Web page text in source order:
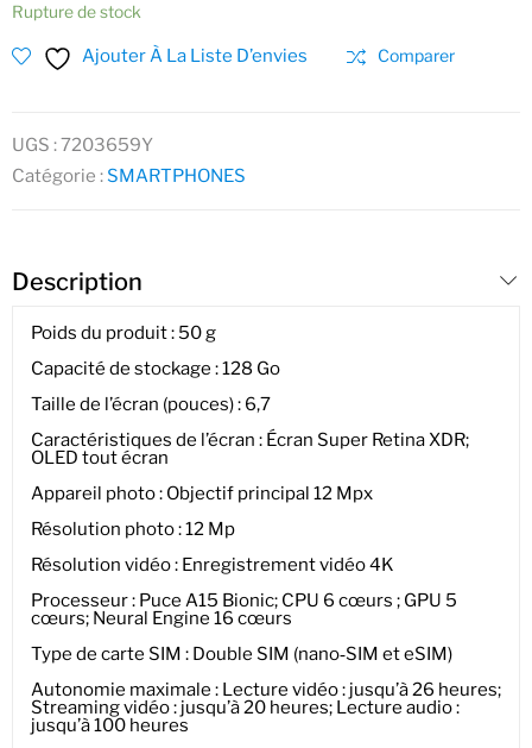
Rupture de stock
Ajouter À La Liste D’envies Comparer
UGS :7203659Y
Catégorie : SMARTPHONES
Description
Poids du produit : 50 g
Capacité de stockage : 128 Go
Taille de l’écran (pouces) : 6,7
Caractéristiques de l’écran : Écran Super Retina XDR;
OLED tout écran
Appareil photo : Objectif principal 12 Mpx
Résolution photo : 12 Mp
Résolution vidéo : Enregistrement vidéo 4K
Processeur : Puce A15 Bionic; CPU 6 cœurs ; GPU 5
cœurs; Neural Engine 16 cœurs
Type de carte SIM : Double SIM (nano‑SIM et eSIM)
Autonomie maximale : Lecture vidéo : jusqu’à 26 heures;
Streaming vidéo : jusqu’à 20 heures; Lecture audio :
jusqu’à 100 heures